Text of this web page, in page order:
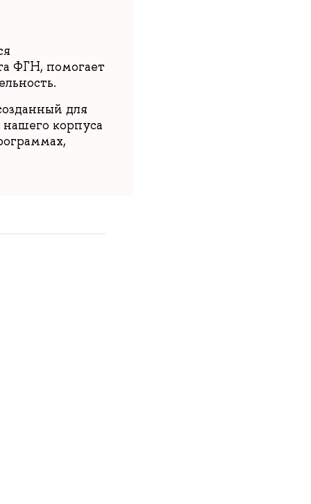
ФГН, помогает
для
корпуса